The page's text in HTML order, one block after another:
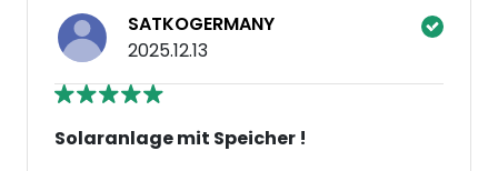
SATKOGERMANY
2025.12.13
Solaranlage mit Speicher !